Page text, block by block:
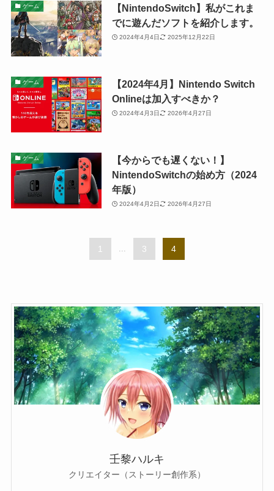
ゲーム
【NintendoSwitch】私がこれま
でに遊んだソフトを紹介します。
2024年4月4日 2025年12月22日
ゲーム
【2024年4月】Nintendo Switch
Onlineは加入すべきか？
2024年4月3日 2026年4月27日
ゲーム
【今からでも遅くない！】
NintendoSwitchの始め方（2024
年版）
2024年4月2日 2026年4月27日
1 ... 3 4
壬黎ハルキ
クリエイター（ストーリー創作系）